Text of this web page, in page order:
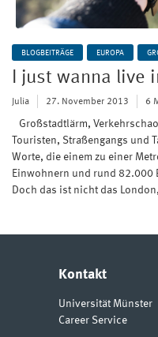
BLOGBEITRÄGE EUROPA
I just wanna live
Julia 27. November 2013 6
Großstadtlärm,
Touristen, Straßengangs und
Worte, die einem zu einer
Einwohnern und rund 82.000
Doch das ist nicht das
Kontakt
Universität Münster
Career Service